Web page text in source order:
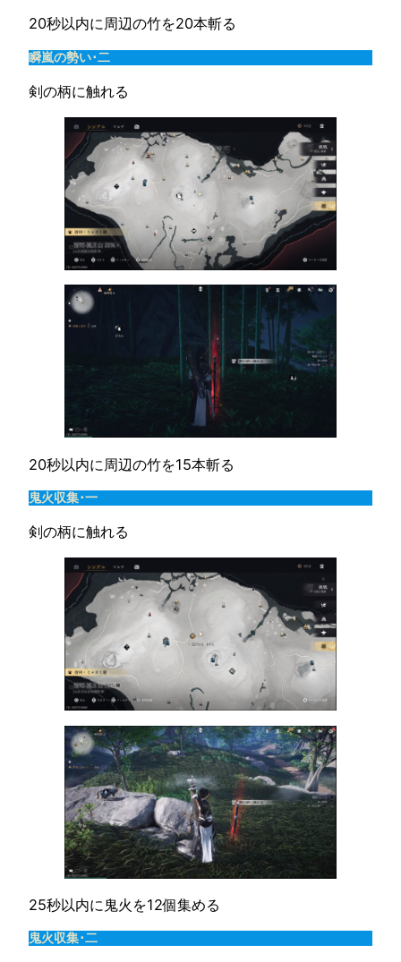
20秒以内に周辺の竹を20本斬る
瞬嵐の勢い･二
剣の柄に触れる
20秒以内に周辺の竹を15本斬る
鬼火収集･一
剣の柄に触れる
25秒以内に鬼火を12個集める
鬼火収集･二